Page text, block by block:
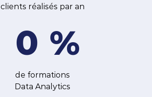
clients réalisés par an
0 %
de formations
Data Analytics